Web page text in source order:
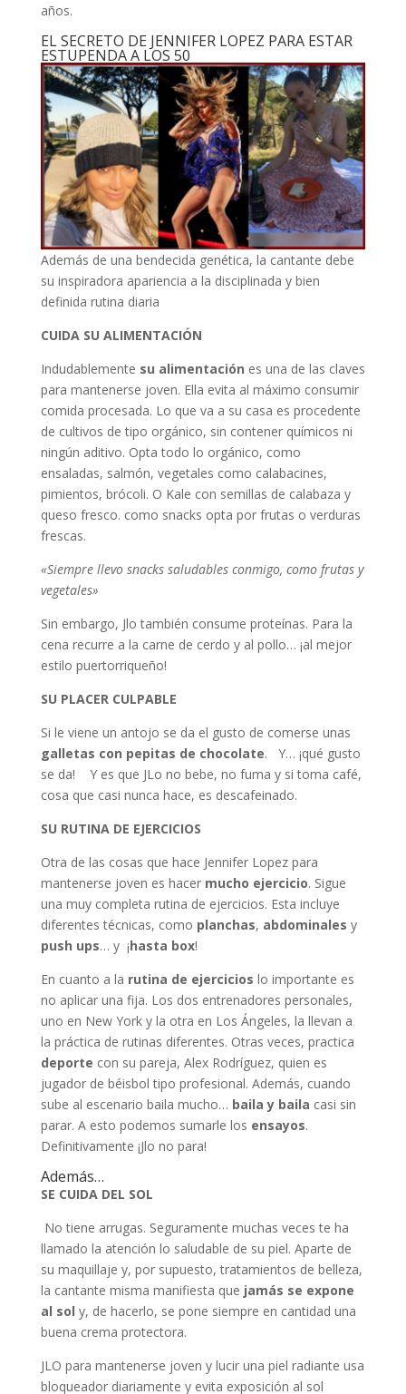
años.
EL SECRETO DE JENNIFER LOPEZ PARA ESTAR
ESTUPENDA A LOS 50
Además de una bendecida genética, la cantante debe
su inspiradora apariencia a la disciplinada y bien
definida rutina diaria
CUIDA SU ALIMENTACIÓN
Indudablemente su alimentación es una de las claves
para mantenerse joven. Ella evita al máximo consumir
comida procesada. Lo que va a su casa es procedente
de cultivos de tipo orgánico, sin contener químicos ni
ningún aditivo. Opta todo lo orgánico, como
ensaladas, salmón, vegetales como calabacines,
pimientos, brócoli. O Kale con semillas de calabaza y
queso fresco. como snacks opta por frutas o verduras
frescas.
«Siempre llevo snacks saludables conmigo, como frutas y
vegetales»
Sin embargo, Jlo también consume proteínas. Para la
cena recurre a la carne de cerdo y al pollo… ¡al mejor
estilo puertorriqueño!
SU PLACER CULPABLE
Si le viene un antojo se da el gusto de comerse unas
galletas con pepitas de chocolate. Y… ¡qué gusto
se da! Y es que JLo no bebe, no fuma y si toma café,
cosa que casi nunca hace, es descafeinado.
SU RUTINA DE EJERCICIOS
Otra de las cosas que hace Jennifer Lopez para
mantenerse joven es hacer mucho ejercicio. Sigue
una muy completa rutina de ejercicios. Esta incluye
diferentes técnicas, como planchas, abdominales y
push ups… y ¡hasta box!
En cuanto a la rutina de ejercicios lo importante es
no aplicar una fija. Los dos entrenadores personales,
uno en New York y la otra en Los Ángeles, la llevan a
la práctica de rutinas diferentes. Otras veces, practica
deporte con su pareja, Alex Rodríguez, quien es
jugador de béisbol tipo profesional. Además, cuando
sube al escenario baila mucho… baila y baila casi sin
parar. A esto podemos sumarle los ensayos.
Definitivamente ¡Jlo no para!
Además…
SE CUIDA DEL SOL
No tiene arrugas. Seguramente muchas veces te ha
llamado la atención lo saludable de su piel. Aparte de
su maquillaje y, por supuesto, tratamientos de belleza,
la cantante misma manifiesta que jamás se expone
al sol y, de hacerlo, se pone siempre en cantidad una
buena crema protectora.
JLO para mantenerse joven y lucir una piel radiante usa
bloqueador diariamente y evita exposición al sol